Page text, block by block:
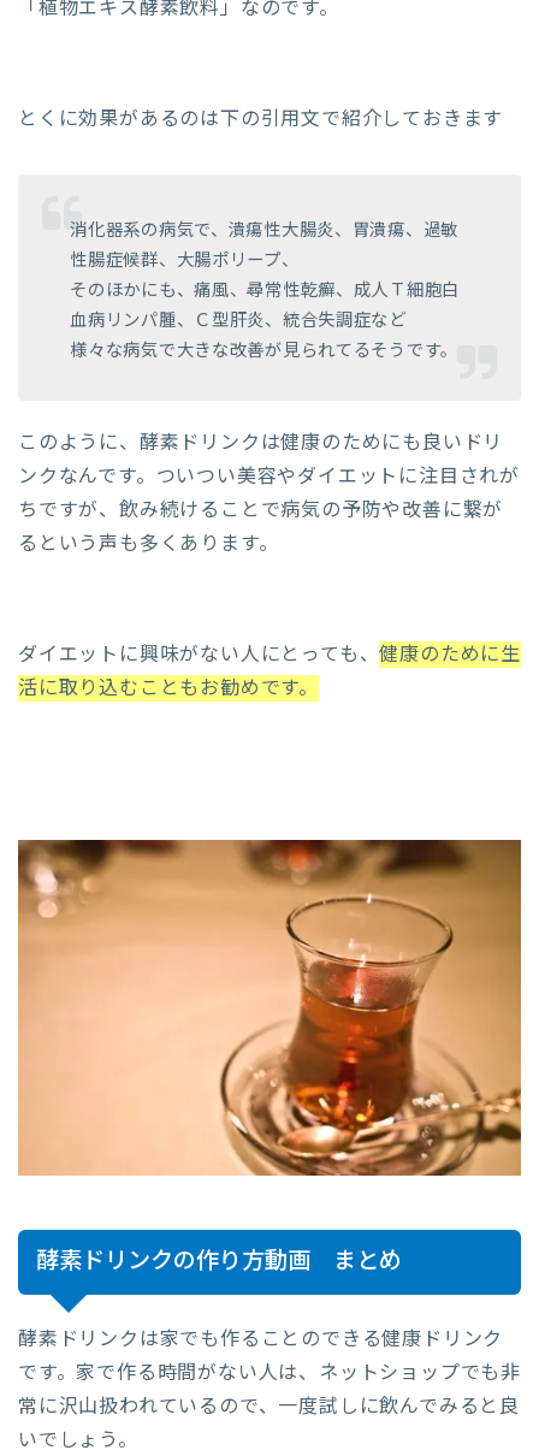
「植物エキス酵素飲料」なのです。
とくに効果があるのは下の引用文で紹介しておきます
消化器系の病気で、潰瘍性大腸炎、胃潰瘍、過敏
性腸症候群、大腸ポリープ、
そのほかにも、痛風、尋常性乾癬、成人Ｔ細胞白
血病リンパ腫、Ｃ型肝炎、統合失調症など
様々な病気で大きな改善が見られてるそうです。
このように、酵素ドリンクは健康のためにも良いドリ
ンクなんです。ついつい美容やダイエットに注目されが
ちですが、飲み続けることで病気の予防や改善に繋が
るという声も多くあります。
ダイエットに興味がない人にとっても、健康のために生
活に取り込むこともお勧めです。
酵素ドリンクの作り方動画 まとめ
酵素ドリンクは家でも作ることのできる健康ドリンク
です。家で作る時間がない人は、ネットショップでも非
常に沢山扱われているので、一度試しに飲んでみると良
いでしょう。